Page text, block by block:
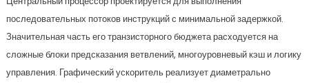
последовательных потоков инструкций с минимальной задержкой.
Значительная часть его транзисторного бюджета расходуется на
сложные блоки предсказания ветвлений, многоуровневый кэш и логику
управления. Графический ускоритель реализует диаметрально